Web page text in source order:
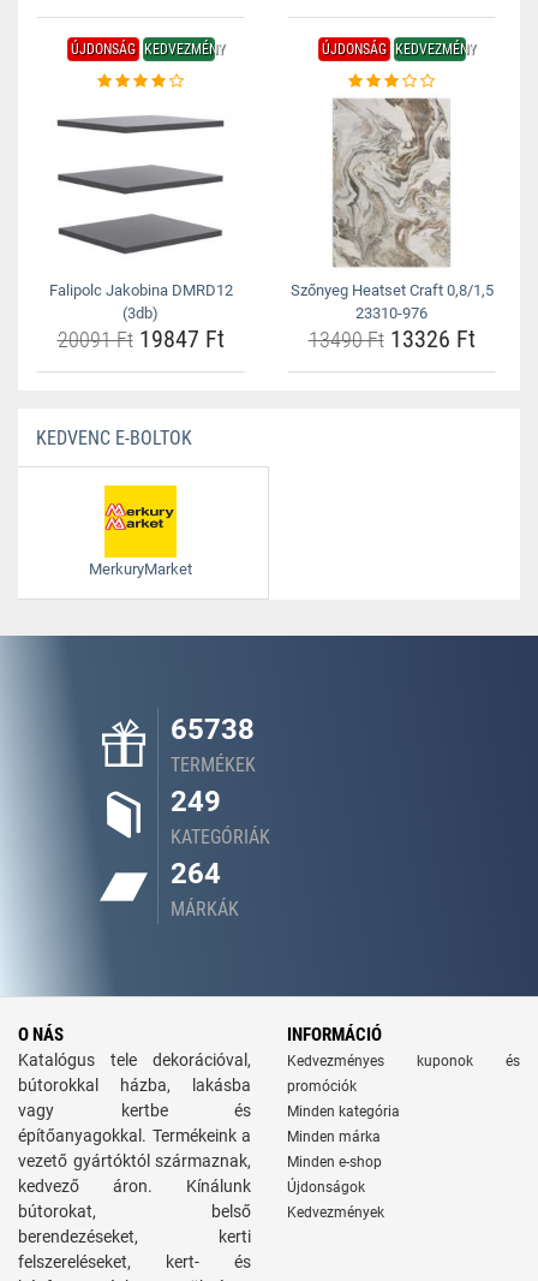
ÚJDONSÁG KEDVEZMÉNY
Falipolc Jakobina DMRD12
(3db)
20091 Ft19847 Ft
ÚJDONSÁG KEDVEZMÉNY
Szőnyeg Heatset Craft 0,8/1,5
23310-976
13490 Ft13326 Ft
KEDVENC E-BOLTOK
MerkuryMarket
65738
TERMÉKEK
249
KATEGÓRIÁK
264
MÁRKÁK
O NÁS
Katalógus tele dekorációval,
bútorokkal házba, lakásba
vagy kertbe és
építőanyagokkal. Termékeink a
vezető gyártóktól származnak,
kedvező áron. Kínálunk
bútorokat, belső
berendezéseket, kerti
felszereléseket, kert- és
INFORMÁCIÓ
Kedvezményes kuponok és
promóciók
Minden kategória
Minden márka
Minden e-shop
Újdonságok
Kedvezmények